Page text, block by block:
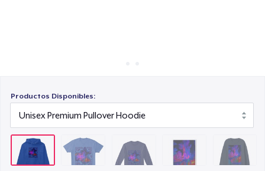
Productos Disponibles: